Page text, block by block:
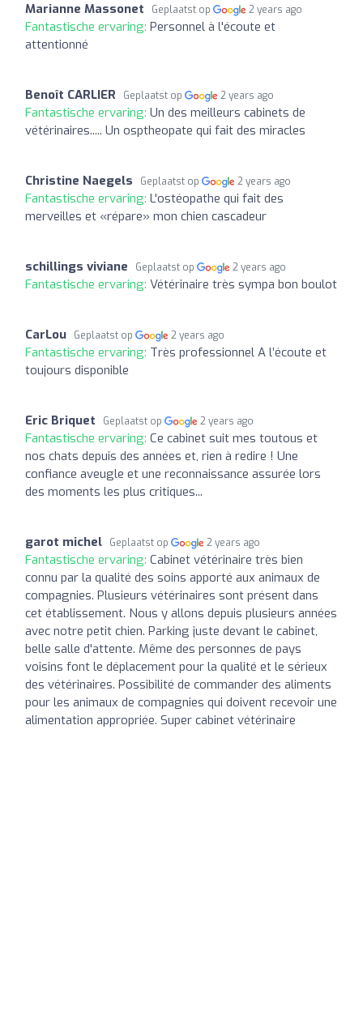
Marianne Massonet Geplaatst op 2 years ago
Fantastische ervaring: Personnel à l'écoute et
attentionné
Benoît CARLIER Geplaatst op 2 years ago
Fantastische ervaring: Un des meilleurs cabinets de
vétérinaires..... Un osptheopate qui fait des miracles
Christine Naegels Geplaatst op 2 years ago
Fantastische ervaring: L'ostéopathe qui fait des
merveilles et «répare» mon chien cascadeur
schillings viviane Geplaatst op 2 years ago
Fantastische ervaring: Vétérinaire très sympa bon boulot
CarLou Geplaatst op 2 years ago
Fantastische ervaring: Très professionnel A l’écoute et
toujours disponible
Eric Briquet Geplaatst op 2 years ago
Fantastische ervaring: Ce cabinet suit mes toutous et
nos chats depuis des années et, rien à redire ! Une
confiance aveugle et une reconnaissance assurée lors
des moments les plus critiques...
garot michel Geplaatst op 2 years ago
Fantastische ervaring: Cabinet vétérinaire très bien
connu par la qualité des soins apporté aux animaux de
compagnies. Plusieurs vétérinaires sont présent dans
cet établissement. Nous y allons depuis plusieurs années
avec notre petit chien. Parking juste devant le cabinet,
belle salle d'attente. Même des personnes de pays
voisins font le déplacement pour la qualité et le sérieux
des vétérinaires. Possibilité de commander des aliments
pour les animaux de compagnies qui doivent recevoir une
alimentation appropriée. Super cabinet vétérinaire